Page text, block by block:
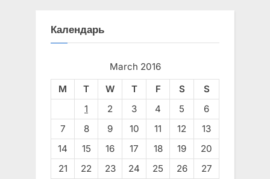
Календарь
March 2016
M
T W T F S
S
1
2 3 4 5
6
7
8 9 10 11 12
13
14
15 16 17 18 19
20
21
22 23 24 25 26 27